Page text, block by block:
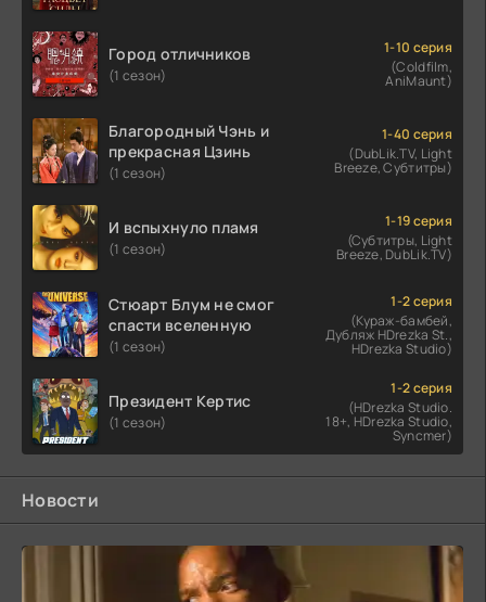
Город отличников
(1 сезон)
1-10 серия
(Coldfilm,
AniMaunt)
Благородный Чэнь и
прекрасная Цзинь
(1 сезон)
1-40 серия
(DubLik.TV, Light
Breeze, Субтитры)
И вспыхнуло пламя
(1 сезон)
1-19 серия
(Субтитры, Light
Breeze, DubLik.TV)
Стюарт Блум не смог
спасти вселенную
(1 сезон)
1-2 серия
(Кураж-бамбей,
Дубляж HDrezka St.,
HDrezka Studio)
Президент Кертис
(1 сезон)
1-2 серия
(HDrezka Studio.
18+, HDrezka Studio,
Syncmer)
Новости